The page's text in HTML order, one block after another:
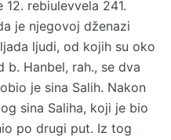
rebiulevvela 241.
je njegovoj dženazi
ljudi, od kojih su oko
b. Hanbel, rah., se dva
je sina Salih. Nakon
sina Saliha, koji je bio
po drugi put. Iz tog